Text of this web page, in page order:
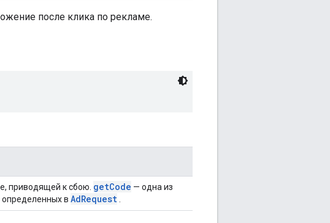
после клика по рекламе.
приводящей к сбою. getCode — одна из
определенных в AdRequest